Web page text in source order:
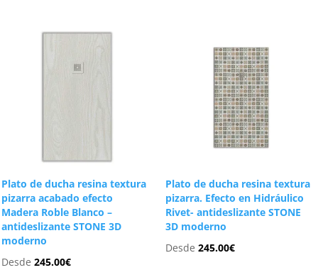
Plato de ducha resina textura
pizarra acabado efecto
Madera Roble Blanco –
antideslizante STONE 3D
moderno
Desde245.00€
Plato de ducha resina textura
pizarra. Efecto en Hidráulico
Rivet- antideslizante STONE
3D moderno
Desde 245.00€